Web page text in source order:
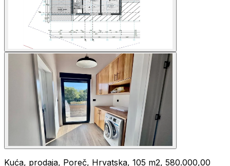
Kuća, prodaja, Poreč, Hrvatska, 105 m2, 580.000,00